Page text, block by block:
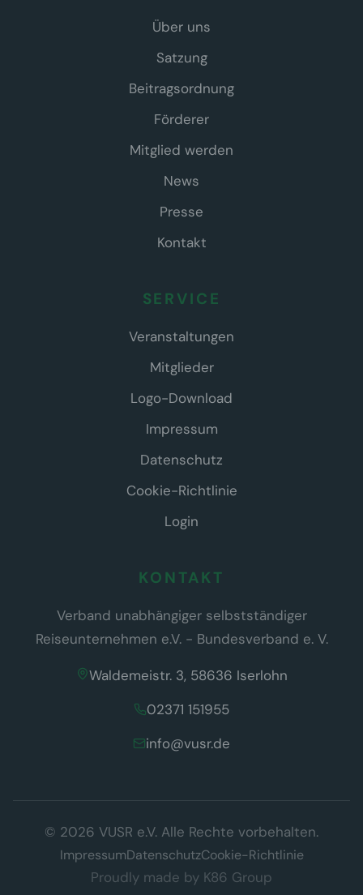
Über uns
Satzung
Beitragsordnung
Förderer
Mitglied werden
News
Presse
Kontakt
SERVICE
Veranstaltungen
Mitglieder
Logo-Download
Impressum
Datenschutz
Cookie-Richtlinie
Login
KONTAKT
Verband unabhängiger selbstständiger
Reiseunternehmen e.V. - Bundesverband e. V.
Waldemeistr. 3, 58636 Iserlohn
02371 151955
info@vusr.de
© 2026 VUSR e.V. Alle Rechte vorbehalten.
ImpressumDatenschutzCookie-Richtlinie
Proudly made by K86 Group
Diese Website verwendet ausschließlich technisch notwendige
TDDDG). Es werden keine Tracking- oder Marketing-Cookies
eingesetzt.Datenschutzerklärung